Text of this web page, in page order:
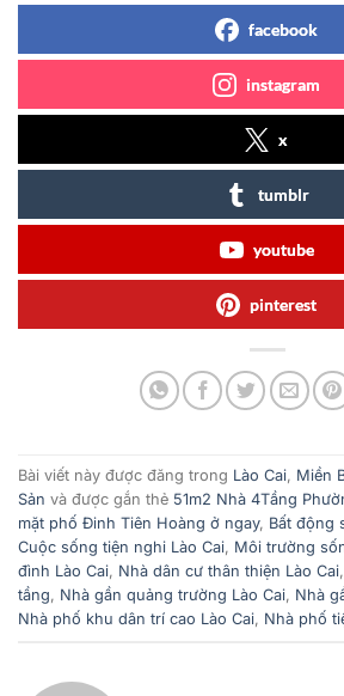
facebook
instagram
x
tumblr
youtube
pinterest
Bài viết này được đăng trong Lào Cai, Miền
Sản và được gắn thẻ 51m2 Nhà 4Tầng
mặt phố Đinh Tiên Hoàng ở ngay, Bất động
Cuộc sống tiện nghi Lào Cai, Môi trường
đình Lào Cai, Nhà dân cư thân thiện Lào Cai,
tầng, Nhà gần quảng trường Lào Cai, Nhà
Nhà phố khu dân trí cao Lào Cai, Nhà phố